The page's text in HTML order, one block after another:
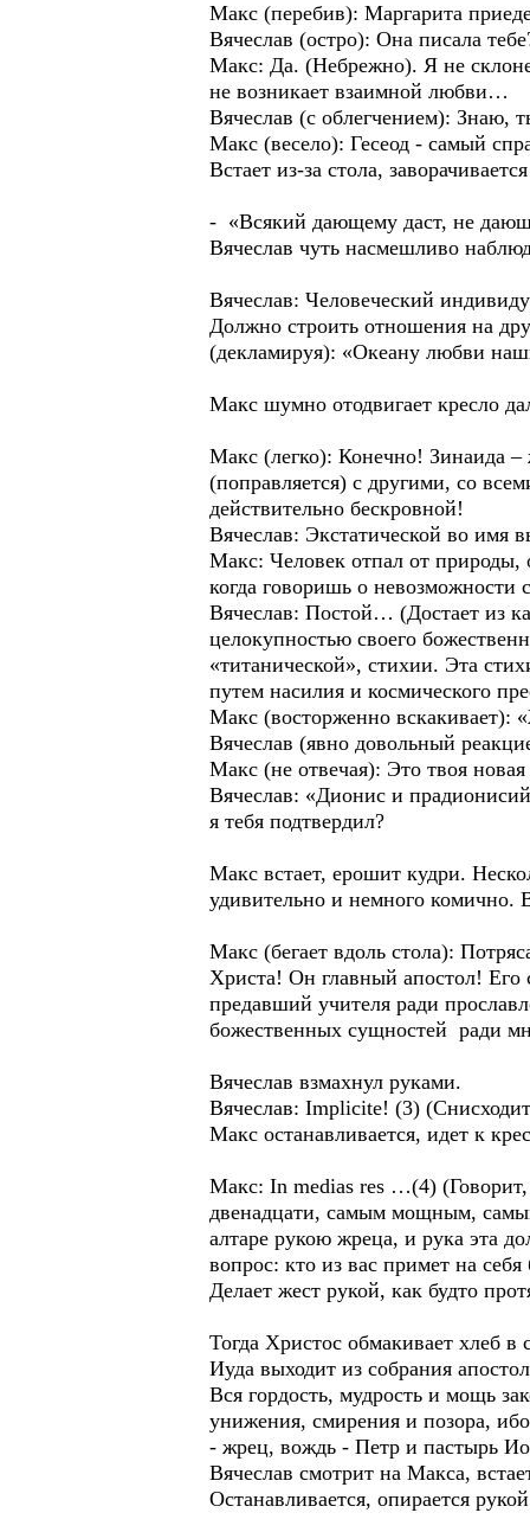
Макс (перебив): Маргарита
Вячеслав (остро): Она писала
Макс: Да. (Небрежно). Я не
не возникает взаимной любви…
Вячеслав (с облегчением): Знаю,
Макс (весело): Гесеод - самый
Встает из-за стола,
- «Всякий дающему даст, не
Вячеслав чуть насмешливо
Вячеслав: Человеческий
Должно строить отношения на
(декламируя): «Океану любви
Макс шумно отодвигает кресло
Макс (легко): Конечно! Зинаида –
(поправляется) с другими, со
действительно бескровной!
Вячеслав: Экстатической во имя
Макс: Человек отпал от природы,
когда говоришь о невозможности
Вячеслав: Постой… (Достает из
целокупностью своего
«титанической», стихии. Эта
путем насилия и космического
Макс (восторженно вскакивает):
Вячеслав (явно довольный
Макс (не отвечая): Это твоя
Вячеслав: «Дионис и
я тебя подтвердил?
Макс встает, ерошит кудри.
удивительно и немного комично.
Макс (бегает вдоль стола):
Христа! Он главный апостол!
предавший учителя ради
божественных сущностей ради
Вячеслав взмахнул руками.
Вячеслав: Implicite! (3)
Макс останавливается, идет к
Макс: In medias res …(4) (Говорит,
двенадцати, самым мощным,
алтаре рукою жреца, и рука эта
вопрос: кто из вас примет на
Делает жест рукой, как будто
Тогда Христос обмакивает хлеб в
Иуда выходит из собрания
Вся гордость, мудрость и мощь
унижения, смирения и позора,
- жрец, вождь - Петр и пастырь
Вячеслав смотрит на Макса,
Останавливается, опирается